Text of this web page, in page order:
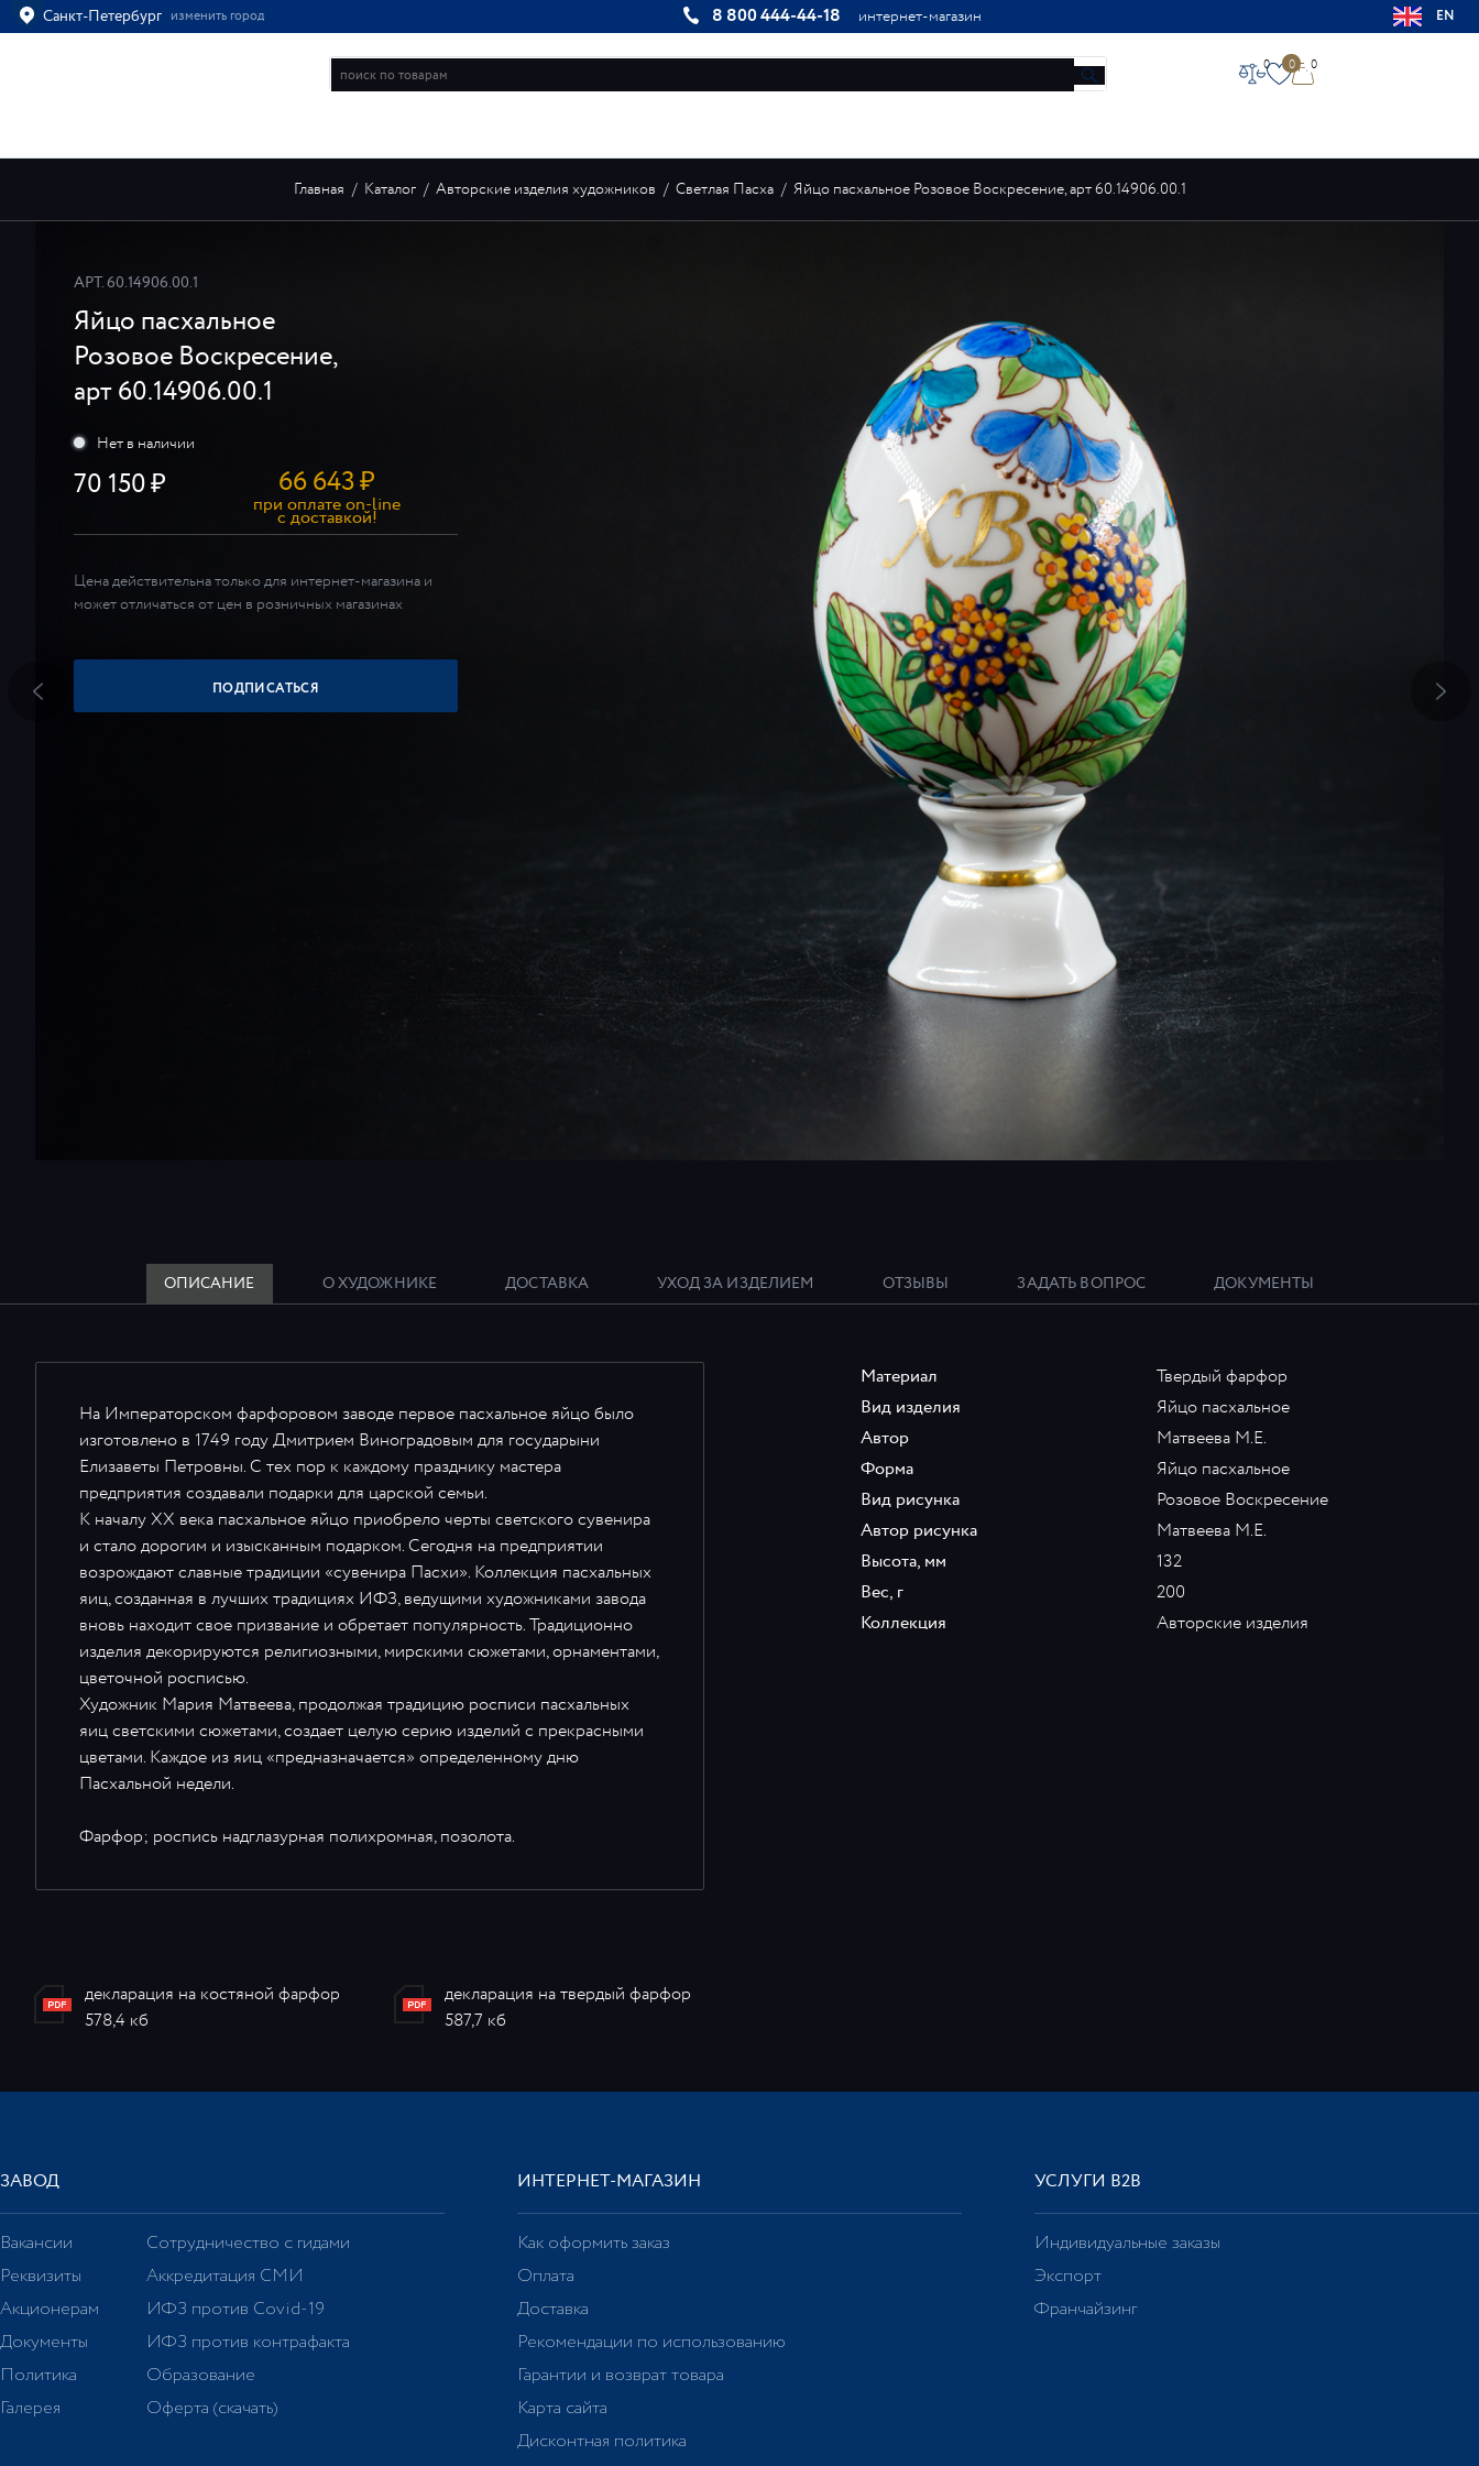
Санкт-Петербург изменить город 8 800 444-44-18 интернет-магазин EN
0 0 0
Главная / Каталог / Авторские изделия художников / Светлая Пасха / Яйцо пасхальное Розовое Воскресение, арт 60.14906.00.1
АРТ.60.14906.00.1
Яйцо пасхальное
Розовое Воскресение,
арт 60.14906.00.1
70 150 66 643₽
при оплате on-line
c доставкой!
Цена действительна только для интернет-магазина и
может отличаться от цен в розничных магазинах
ПОДПИСАТЬСЯ
ОПИСАНИЕ О ХУДОЖНИКЕ ДОСТАВКА УХОД ЗА ИЗДЕЛИЕМ ОТЗЫВЫ ЗАДАТЬ ВОПРОС ДОКУМЕНТЫ
На Императорском фарфоровом заводе первое пасхальное яйцо было
изготовлено в 1749 году Дмитрием Виноградовым для государыни
Елизаветы Петровны. С тех пор к каждому празднику мастера
предприятия создавали подарки для царской семьи.
К началу XX века пасхальное яйцо приобрело черты светского сувенира
и стало дорогим и изысканным подарком. Сегодня на предприятии
возрождают славные традиции «сувенира Пасхи». Коллекция пасхальных
яиц, созданная в лучших традициях ИФЗ, ведущими художниками завода
вновь находит свое призвание и обретает популярность. Традиционно
изделия декорируются религиозными, мирскими сюжетами, орнаментами,
цветочной росписью.
Художник Мария Матвеева, продолжая традицию росписи пасхальных
яиц светскими сюжетами, создает целую серию изделий с прекрасными
цветами. Каждое из яиц «предназначается» определенному дню
Пасхальной недели.
Фарфор; роспись надглазурная полихромная, позолота.
Материал
Твердый фарфор
Вид изделия
Яйцо пасхальное
Автор
Матвеева М.Е.
Форма
Яйцо пасхальное
Вид рисунка
Розовое Воскресение
Автор рисунка
Матвеева М.Е.
Высота, мм
132
Вес, г
200
Коллекция
Авторские изделия
декларация на костяной фарфор
578,4 кб
декларация на твердый фарфор
587,7 кб
ЗАВОД
Вакансии
Реквизиты
Акционерам
Документы
Политика
Галерея
Сотрудничество с гидами
Аккредитация СМИ
ИФЗ против Covid-19
ИФЗ против контрафакта
Образование
Оферта (скачать)
ИНТЕРНЕТ-МАГАЗИН
Как оформить заказ
Оплата
Доставка
Рекомендации по использованию
Гарантии и возврат товара
Карта сайта
Дисконтная политика
УСЛУГИ В2В
Индивидуальные заказы
Экспорт
Франчайзинг